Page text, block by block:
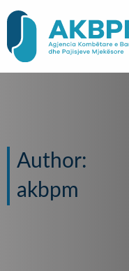
Author:
akbpm